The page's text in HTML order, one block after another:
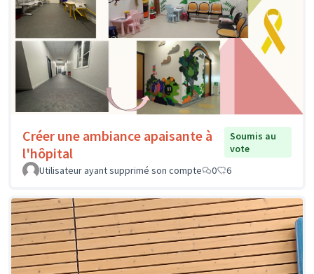
Créer une ambiance apaisante à
l'hôpital
Soumis au
vote
Utilisateur ayant supprimé son compte
0 6